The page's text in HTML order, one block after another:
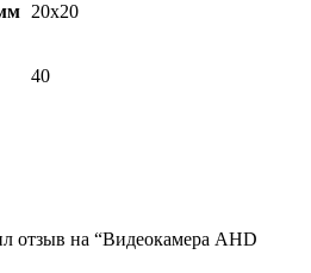
20х20
40
отзыв на “Видеокамера AHD